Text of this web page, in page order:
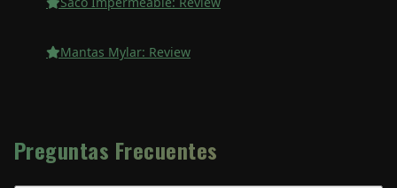
Mantas Mylar: Review
Preguntas Frecuentes